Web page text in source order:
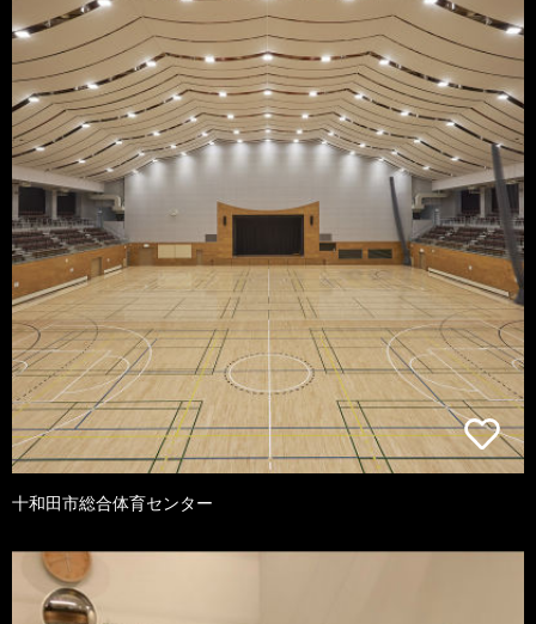
十和田市総合体育センター